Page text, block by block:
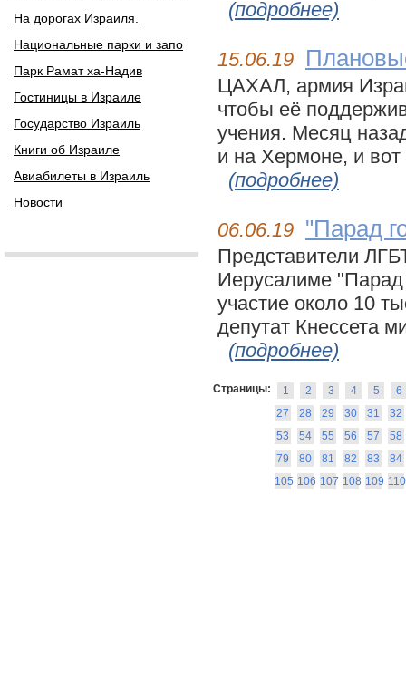
На дорогах Израиля.
Национальные парки и запо
Парк Рамат ха-Надив
Гостиницы в Израиле
Государство Израиль
Книги об Израиле
Авиабилеты в Израиль
Новости
(подробнее)
15.06.19
ЦАХАЛ, армия
чтобы её
учения. Месяц
и на Хермоне, и
(подробнее)
06.06.19 "Парад
Представители
Иерусалиме
участие около 10
депутат Кнессета
(подробнее)
Страницы: 1 2 3 4 5
6
27
28 29 30 31
32
53
54 55 56 57
58
79
80 81 82 83
84
105 106 107 108 109 110